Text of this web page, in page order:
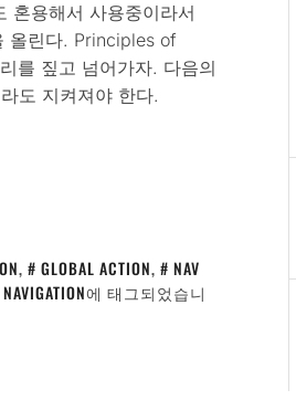
혼용해서 사용중이라서
올린다. Principles of
를 짚고 넘어가자. 다음의
도 지켜져야 한다.
, GLOBAL ACTION,
NAV
에 태그되었습니